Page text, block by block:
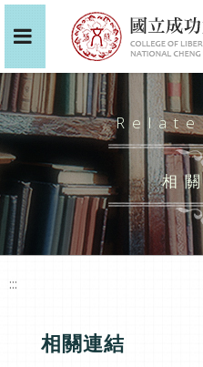
相
:::
相關連結